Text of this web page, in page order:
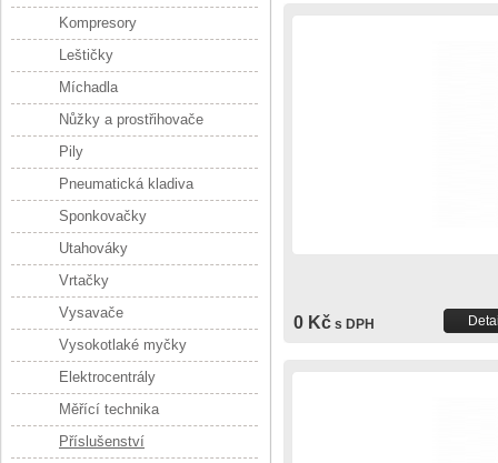
0 Kč s DPH
Kompresory
Leštičky
Míchadla
Nůžky a prostřihovače
Pily
Pneumatická kladiva
Sponkovačky
Utahováky
Vrtačky
Vysavače
Vysokotlaké myčky
Elektrocentrály
Měřící technika
Příslušenství